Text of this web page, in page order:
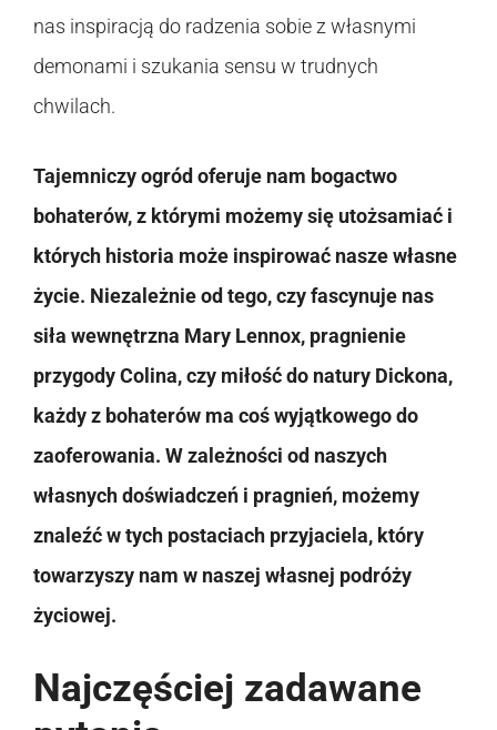
nas inspiracją do radzenia sobie z własnymi
demonami i szukania sensu w trudnych
chwilach.
Tajemniczy ogród oferuje nam bogactwo
bohaterów, z którymi możemy się utożsamiać i
których historia może inspirować nasze własne
życie. Niezależnie od tego, czy fascynuje nas
siła wewnętrzna Mary Lennox, pragnienie
przygody Colina, czy miłość do natury Dickona,
każdy z bohaterów ma coś wyjątkowego do
zaoferowania. W zależności od naszych
własnych doświadczeń i pragnień, możemy
znaleźć w tych postaciach przyjaciela, który
towarzyszy nam w naszej własnej podróży
życiowej.
Najczęściej zadawane